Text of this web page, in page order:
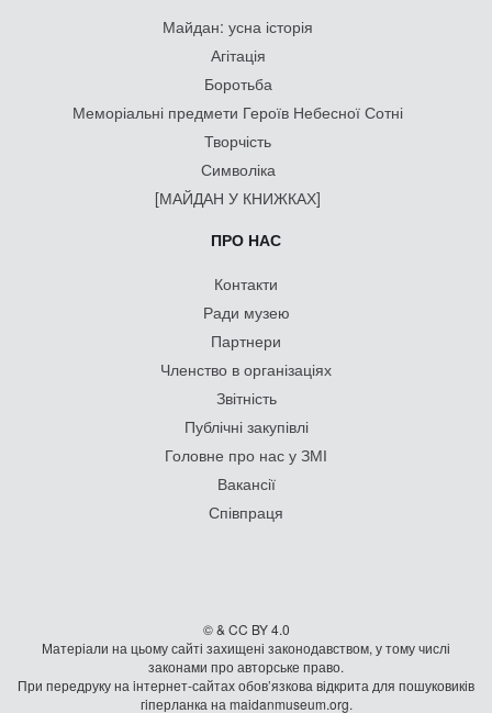
Майдан: усна історія
Агітація
Боротьба
Меморіальні предмети Героїв Небесної Сотні
Творчість
Символіка
[МАЙДАН У КНИЖКАХ]
ПРО НАС
Контакти
Ради музею
Партнери
Членство в організаціях
Звітність
Публічні закупівлі
Головне про нас у ЗМІ
Вакансії
Співпраця
© & CC BY 4.0
Матеріали на цьому сайті захищені законодавством, у тому числі
законами про авторське право.
При передруку на iнтернет-сайтах обов’язкова відкрита для пошуковиків
гiперланка на maidanmuseum.org.